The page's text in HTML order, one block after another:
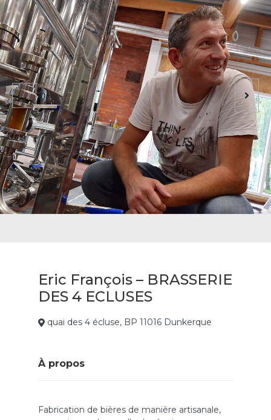
Eric François – BRASSERIE
DES 4 ECLUSES
quai des 4 écluse, BP 11016 Dunkerque
À propos
Fabrication de bières de manière artisanale,